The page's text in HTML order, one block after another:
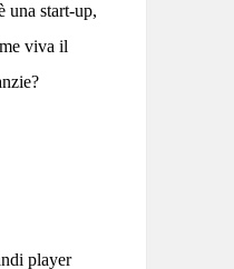
una start-up,
viva il
player